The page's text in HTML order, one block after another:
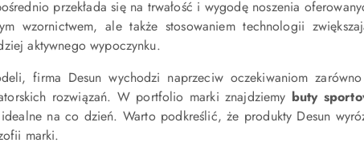
przekłada się na trwałość i wygodę noszenia
wzornictwem, ale także stosowaniem technologii
aktywnego wypoczynku.
firma Desun wychodzi naprzeciw oczekiwaniom
rozwiązań. W portfolio marki znajdziemy buty
na co dzień. Warto podkreślić, że produkty Desun
marki.